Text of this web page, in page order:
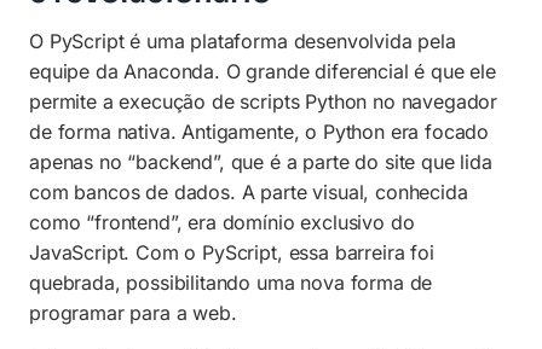
O PyScript é uma plataforma desenvolvida pela
equipe da Anaconda. O grande diferencial é que ele
permite a execução de scripts Python no navegador
de forma nativa. Antigamente, o Python era focado
apenas no “backend”, que é a parte do site que lida
com bancos de dados. A parte visual, conhecida
como “frontend”, era domínio exclusivo do
JavaScript. Com o PyScript, essa barreira foi
quebrada, possibilitando uma nova forma de
programar para a web.